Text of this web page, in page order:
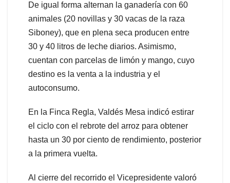
De igual forma alternan la ganadería con 60
animales (20 novillas y 30 vacas de la raza
Siboney), que en plena seca producen entre
30 y 40 litros de leche diarios. Asimismo,
cuentan con parcelas de limón y mango, cuyo
destino es la venta a la industria y el
autoconsumo.
En la Finca Regla, Valdés Mesa indicó estirar
el ciclo con el rebrote del arroz para obtener
hasta un 30 por ciento de rendimiento, posterior
a la primera vuelta.
Al cierre del recorrido el Vicepresidente valoró